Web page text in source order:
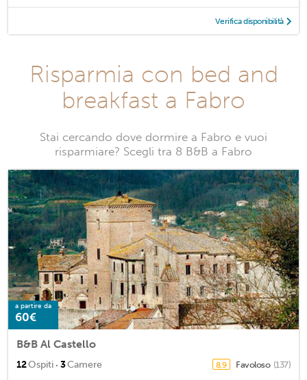
Verifica disponibilità
Risparmia con bed and
breakfast a Fabro
Stai cercando dove dormire a Fabro e vuoi
risparmiare? Scegli tra 8 B&B a Fabro
a partire da
60€
B&B Al Castello
12Ospiti · 3Camere 8,9 Favoloso (137)